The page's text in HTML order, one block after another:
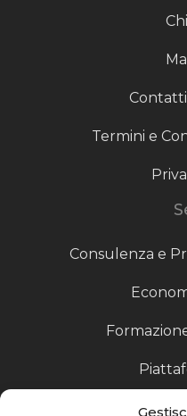
Termini e
Consulenza e